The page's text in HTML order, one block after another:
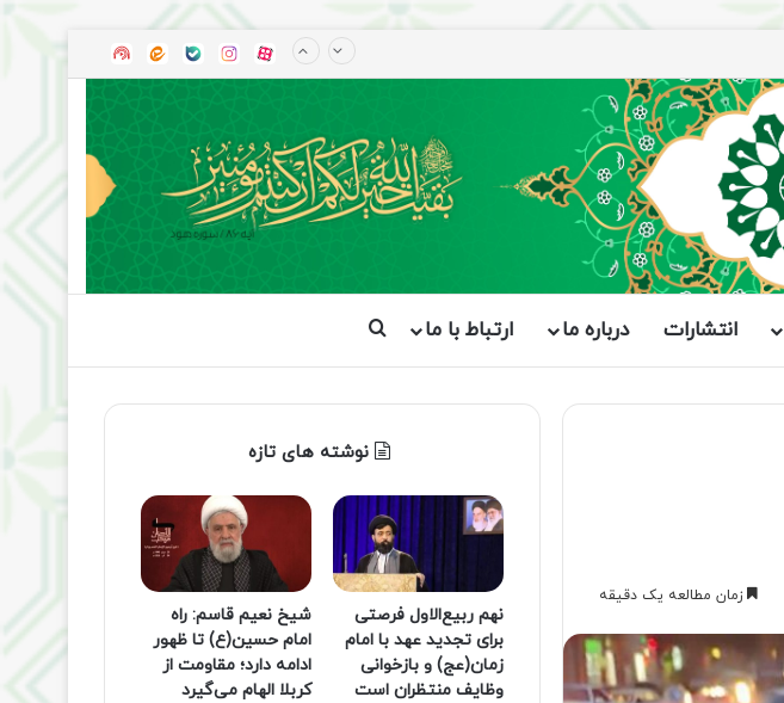
آپاراتاینستاگرام
بله ایتا
انتشارات درباره ما ارتباط با ما جستجو برای
زمان مطالعه یک دقیقه
نوشته های تازه
نهم ربیع‌الاول فرصتی
برای تجدید عهد با امام
زمان(عج) و بازخوانی
وظایف منتظران است
شیخ نعیم قاسم: راه
امام حسین(ع) تا ظهور
ادامه دارد؛ مقاومت از
کربلا الهام می‌گیرد